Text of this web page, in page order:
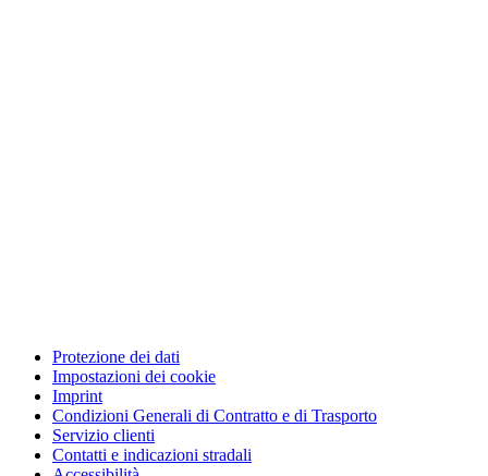
Protezione dei dati
Impostazioni dei cookie
Imprint
Condizioni Generali di Contratto e di Trasporto
Servizio clienti
Contatti e indicazioni stradali